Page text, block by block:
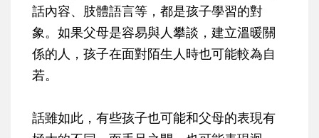
話內容、肢體語言等，都是孩子學習的對
象。如果父母是容易與人攀談，建立溫暖關
係的人，孩子在面對陌生人時也可能較為自
若。
話雖如此，有些孩子也可能和父母的表現有